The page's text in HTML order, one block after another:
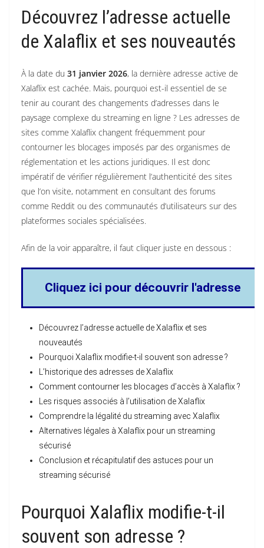
Découvrez l’adresse actuelle
de Xalaflix et ses nouveautés
À la date du 31 janvier 2026, la dernière adresse active de
Xalaflix est cachée. Mais, pourquoi est-il essentiel de se
tenir au courant des changements d’adresses dans le
paysage complexe du streaming en ligne ? Les adresses de
sites comme Xalaflix changent fréquemment pour
contourner les blocages imposés par des organismes de
réglementation et les actions juridiques. Il est donc
impératif de vérifier régulièrement l’authenticité des sites
que l’on visite, notamment en consultant des forums
comme Reddit ou des communautés d’utilisateurs sur des
plateformes sociales spécialisées.
Afin de la voir apparaître, il faut cliquer juste en dessous :
Cliquez ici pour découvrir l'adresse
Découvrez l’adresse actuelle de Xalaflix et ses
nouveautés
Pourquoi Xalaflix modifie-t-il souvent son adresse ?
L’historique des adresses de Xalaflix
Comment contourner les blocages d’accès à Xalaflix ?
Les risques associés à l’utilisation de Xalaflix
Comprendre la légalité du streaming avec Xalaflix
Alternatives légales à Xalaflix pour un streaming
sécurisé
Conclusion et récapitulatif des astuces pour un
streaming sécurisé
Pourquoi Xalaflix modifie-t-il
souvent son adresse ?